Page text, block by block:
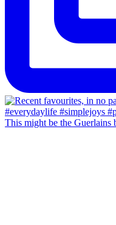
This might be the Guerlains